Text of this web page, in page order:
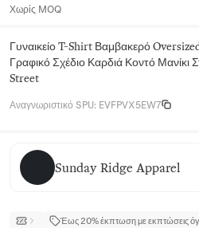
Χωρίς MOQ
Γυναικείο T-Shirt Βαμβακερό
Γραφικό Σχέδιο Καρδιά Κοντό
Street
Αναγνωριστικό SPU: EVFPVX5EW7
Sunday Ridge Apparel
Sunday Ridge Apparel
Έως 20% έκπτωση με εκπτώσεις